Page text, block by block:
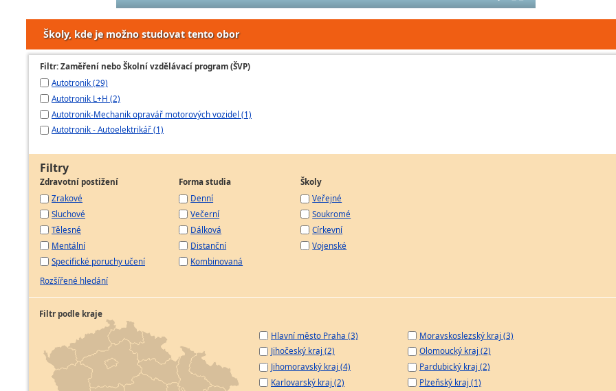
Školy, kde je možno studovat tento obor
Filtr: Zaměření nebo Školní vzdělávací program (ŠVP)
Autotronik (29)
Autotronik L+H (2)
Autotronik-Mechanik opravář motorových vozidel (1)
Autotronik - Autoelektrikář (1)
Filtry
Zdravotní postižení
Zrakové
Sluchové
Tělesné
Mentální
Specifické poruchy učení
Forma studia
Denní
Večerní
Dálková
Distanční
Kombinovaná
Školy
Veřejné
Soukromé
Církevní
Vojenské
Rozšířené hledání
Filtr podle kraje
Hlavní město Praha (3)
Jihočeský kraj (2)
Jihomoravský kraj (4)
Karlovarský kraj (2)
Moravskoslezský kraj (3)
Olomoucký kraj (2)
Pardubický kraj (2)
Plzeňský kraj (1)